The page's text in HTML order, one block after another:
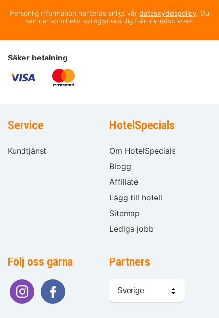
Personlig information hanteras enligt vår dataskyddspolicy. Du
kan när som helst avregistrera dig från nyhetsbrevet.
Säker betalning
Service
Kundtjänst
HotelSpecials
Om HotelSpecials
Blogg
Affiliate
Lägg till hotell
Sitemap
Lediga jobb
Följ oss gärna Partners
språk